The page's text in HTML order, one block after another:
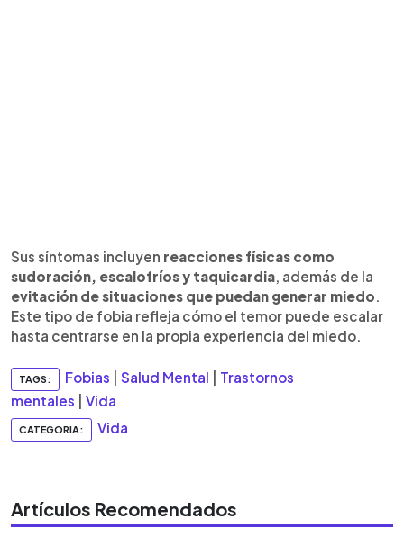
Sus síntomas incluyen reacciones físicas como
sudoración, escalofríos y taquicardia, además de la
evitación de situaciones que puedan generar miedo.
Este tipo de fobia refleja cómo el temor puede escalar
hasta centrarse en la propia experiencia del miedo.
TAGS: Fobias Salud Mental
Trastornos
mentales
Vida
CATEGORIA: Vida
Artículos Recomendados